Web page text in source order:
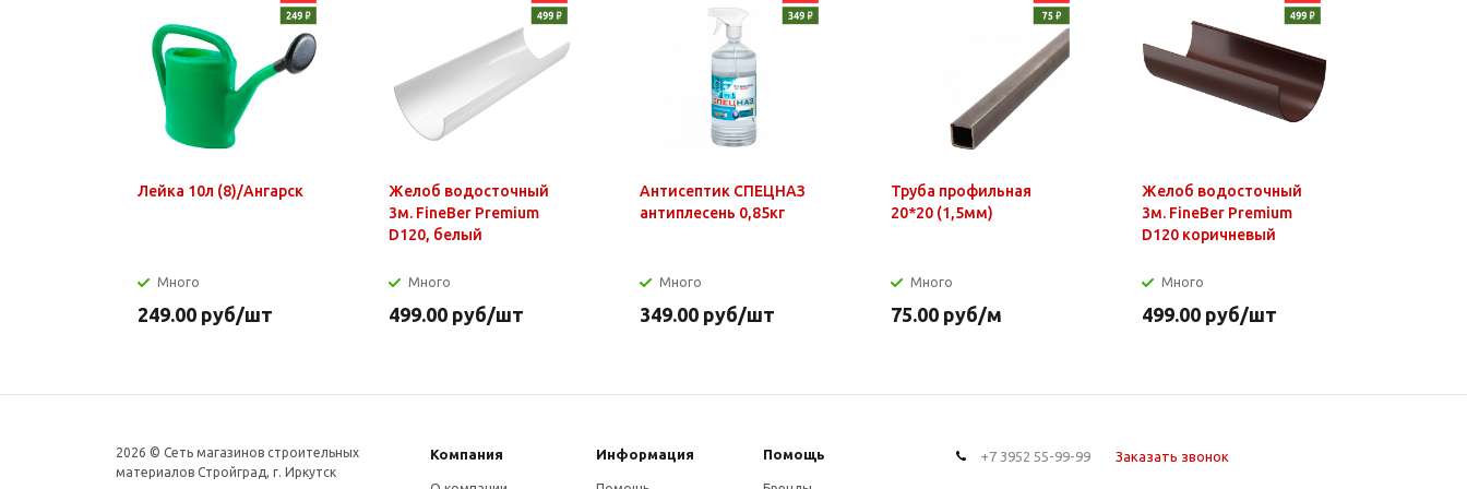
Лейка 10л (8)/Ангарск
Много
249.00 руб/шт
Желоб водосточный
3м. FineBer Premium
D120, белый
Много
499.00 руб/шт
Антисептик СПЕЦНАЗ
антиплесень 0,85кг
Много
349.00 руб/шт
Труба профильная
20*20 (1,5мм)
Много
75.00 руб/м
Желоб водосточный
3м. FineBer Premium
D120 коричневый
Много
499.00 руб/шт
2026 © Сеть магазинов строительных
материалов Стройград, г. Иркутск
Компания Информация Помощь +7 3952 55-99-99 Заказать звонок